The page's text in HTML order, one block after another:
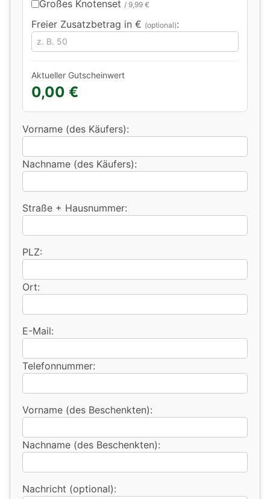
Großes Knotenset / 9,99 €
Freier Zusatzbetrag in € (optional):
Aktueller Gutscheinwert
0,00 €
Vorname (des Käufers):
Nachname (des Käufers):
Straße + Hausnummer:
PLZ:
Ort:
E-Mail:
Telefonnummer:
Vorname (des Beschenkten):
Nachname (des Beschenkten):
Nachricht (optional):